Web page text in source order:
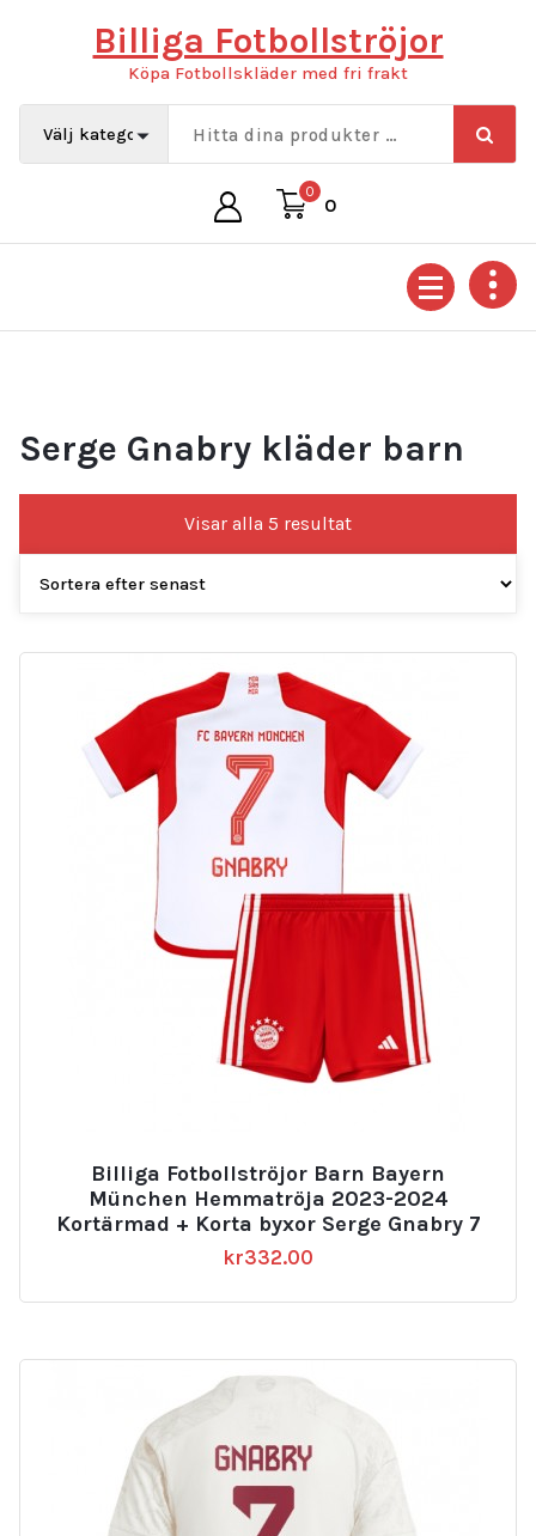
Billiga Fotbollströjor
Köpa Fotbollskläder med fri frakt
0
0
Serge Gnabry kläder barn
Visar alla 5 resultatSortera
efter
Billiga Fotbollströjor Barn Bayern
München Hemmatröja 2023-2024
Kortärmad + Korta byxor Serge Gnabry 7
kr332.00